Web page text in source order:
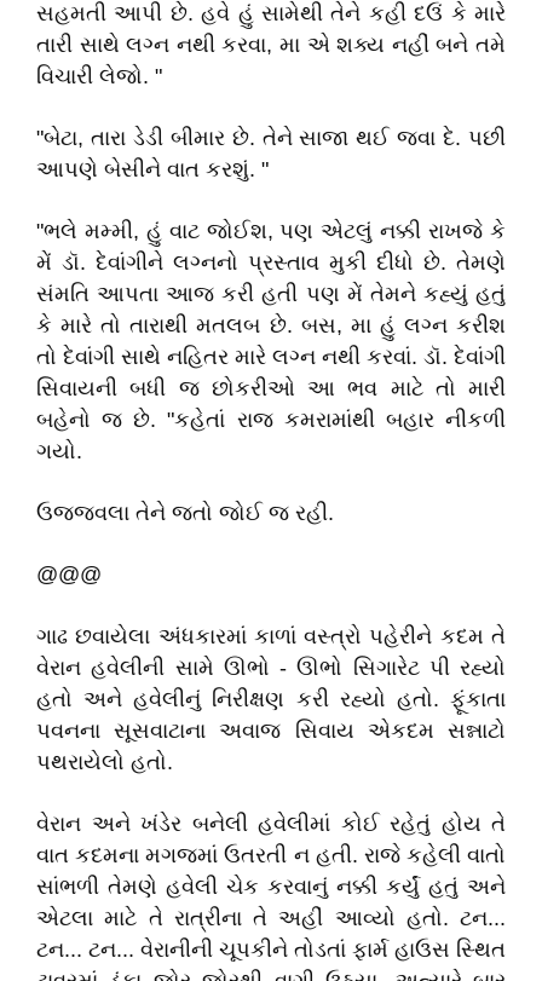
સહમતી આપી છે. હવે હું સામેથી તેને કહી દઉં કે મારે
તારી સાથે લગ્ન નથી કરવા, મા એ શક્ય નહીં બને તમે
વિચારી લેજો. "
"બેટા, તારા ડેડી બીમાર છે. તેને સાજા થઈ જવા દે. પછી
આપણે બેસીને વાત કરશું. "
"ભલે મમ્મી, હું વાટ જોઈશ, પણ એટલું નક્કી રાખજે કે
મેં ડૉ. દેવાંગીને લગ્નનો પ્રસ્તાવ મુકી દીધો છે. તેમણે
સંમતિ આપતા આજ કરી હતી પણ મેં તેમને કહ્યું હતું
કે મારે તો તારાથી મતલબ છે. બસ, મા હું લગ્ન કરીશ
તો દેવાંગી સાથે નહિતર મારે લગ્ન નથી કરવાં. ડૉ. દેવાંગી
સિવાયની બધી જ છોકરીઓ આ ભવ માટે તો મારી
બહેનો જ છે. "કહેતાં રાજ કમરામાંથી બહાર નીકળી
ગયો.
ઉજ્જવલા તેને જતો જોઈ જ રહી.
@@@
ગાઢ છવાયેલા અંધકારમાં કાળાં વસ્ત્રો પહેરીને કદમ તે
વેરાન હવેલીની સામે ઊભો - ઊભો સિગારેટ પી રહ્યો
હતો અને હવેલીનું નિરીક્ષણ કરી રહ્યો હતો. ફૂંકાતા
પવનના સૂસવાટાના અવાજ સિવાય એકદમ સન્નાટો
પથરાયેલો હતો.
વેરાન અને ખંડેર બનેલી હવેલીમાં કોઈ રહેતું હોય તે
વાત કદમના મગજમાં ઉતરતી ન હતી. રાજે કહેલી વાતો
સાંભળી તેમણે હવેલી ચેક કરવાનું નક્કી કર્યું હતું અને
એટલા માટે તે રાત્રીના તે અહીં આવ્યો હતો. ટન...
ટન... ટન... વેરાનીની ચૂપકીને તોડતાં ફાર્મ હાઉસ સ્થિત